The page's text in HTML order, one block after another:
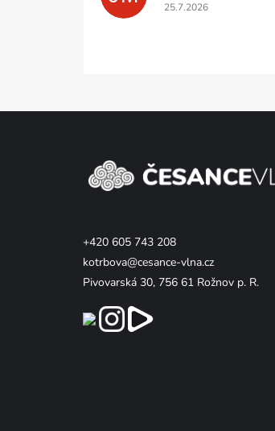
Hodnocení obchodu
25.7.2026
Z
+420 605 743 208
kotrbova@cesance-vlna.cz
Pivovarská 30, 756 61 Rožnov p. R.